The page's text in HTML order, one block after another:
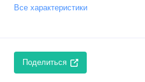
Все характеристики
Поделиться